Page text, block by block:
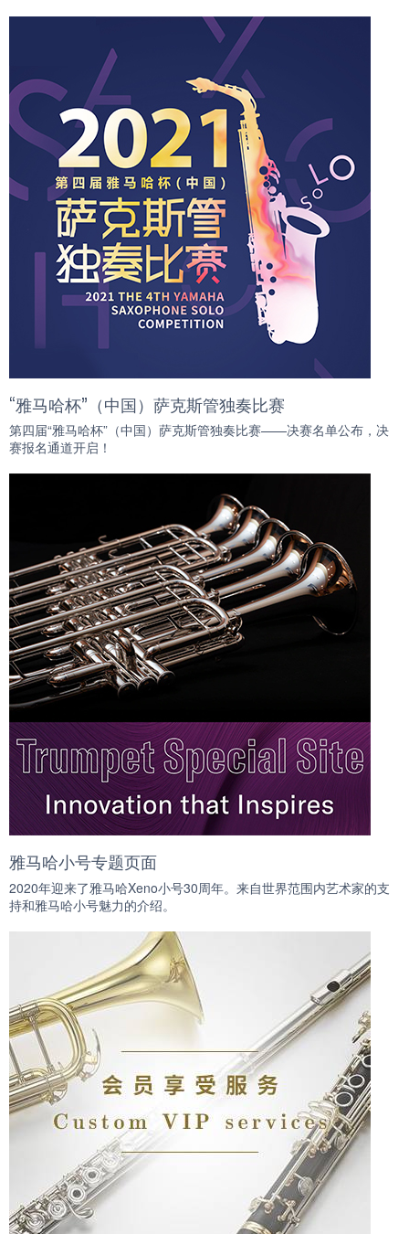
“雅马哈杯”（中国）萨克斯管独奏比赛
第四届“雅马哈杯”（中国）萨克斯管独奏比赛——决赛名单公布，决
赛报名通道开启！
雅马哈小号专题页面
2020年迎来了雅马哈Xeno小号30周年。来自世界范围内艺术家的支
持和雅马哈小号魅力的介绍。